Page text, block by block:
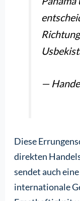
—
Diese
direkten
sendet auch
internationale